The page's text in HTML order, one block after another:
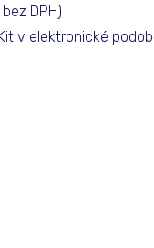
DPH)
v elektronické